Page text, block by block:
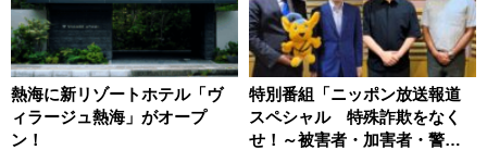
熱海に新リゾートホテル「ヴ
ィラージュ熱海」がオープ
ン！
特別番組「ニッポン放送報道
スペシャル 特殊詐欺をなく
せ！～被害者・加害者・警視